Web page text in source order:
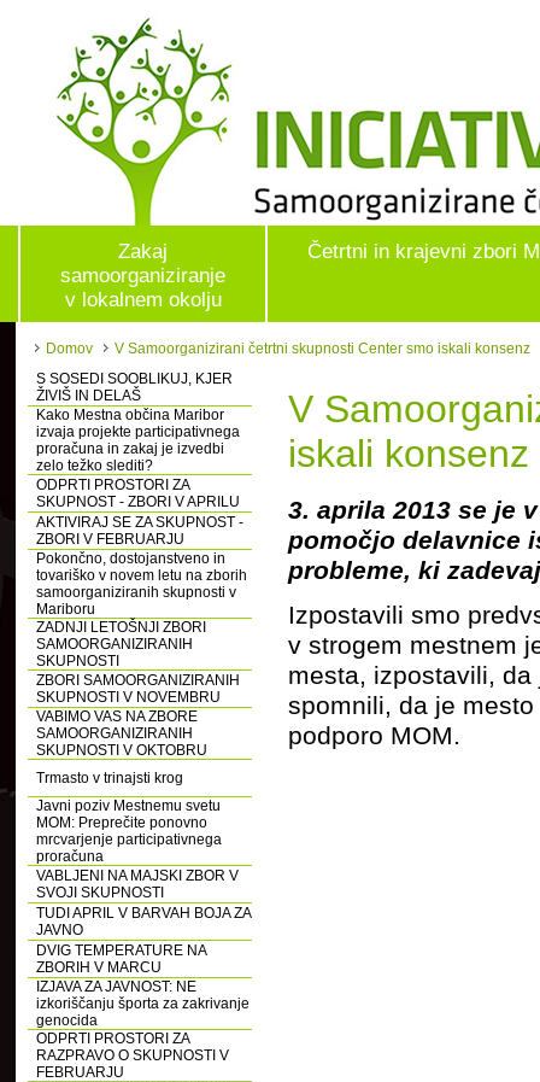
Zakaj
samoorganiziranje
v lokalnem okolju
Četrtni in krajevni zbori
Domov
V Samoorganizirani četrtni skupnosti Center smo iskali konsenz
S SOSEDI SOOBLIKUJ, KJER
ŽIVIŠ IN DELAŠ
Kako Mestna občina Maribor
izvaja projekte participativnega
proračuna in zakaj je izvedbi
zelo težko slediti?
ODPRTI PROSTORI ZA
SKUPNOST - ZBORI V APRILU
AKTIVIRAJ SE ZA SKUPNOST -
ZBORI V FEBRUARJU
Pokončno, dostojanstveno in
tovariško v novem letu na zborih
samoorganiziranih skupnosti v
Mariboru
ZADNJI LETOŠNJI ZBORI
SAMOORGANIZIRANIH
SKUPNOSTI
ZBORI SAMOORGANIZIRANIH
SKUPNOSTI V NOVEMBRU
VABIMO VAS NA ZBORE
SAMOORGANIZIRANIH
SKUPNOSTI V OKTOBRU
Trmasto v trinajsti krog
Javni poziv Mestnemu svetu
MOM: Preprečite ponovno
mrcvarjenje participativnega
proračuna
VABLJENI NA MAJSKI ZBOR V
SVOJI SKUPNOSTI
TUDI APRIL V BARVAH BOJA ZA
JAVNO
DVIG TEMPERATURE NA
ZBORIH V MARCU
IZJAVA ZA JAVNOST: NE
izkoriščanju športa za zakrivanje
genocida
ODPRTI PROSTORI ZA
RAZPRAVO O SKUPNOSTI V
FEBRUARJU
V
iskali konsenz
3. aprila 2013 se je
pomočjo delavnice
probleme, ki
Izpostavili smo
v strogem mestnem
mesta, izpostavili,
spomnili, da je
podporo MOM.